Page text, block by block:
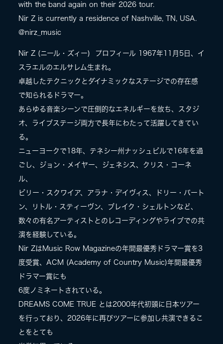
with the band again on their 2026 tour.
Nir Z is currently a residence of Nashville, TN, USA.
@nirz_music
Nir Z (ニール・ズィー) プロフィール 1967年11月5日、イ
スラエルのエルサレム生まれ。
卓越したテクニックとダイナミックなステージでの存在感
で知られるドラマー。
あらゆる音楽シーンで圧倒的なエネルギーを放ち、スタジ
オ、ライブステージ両方で長年にわたって活躍してきてい
る。
ニューヨークで18年、テネシー州ナッシュビルで16年を過
ごし、ジョン・メイヤー、ジェネシス、クリス・コーネ
ル、
ビリー・スクワイア、アラナ・デイヴィス、ドリー・パート
ン、リトル・スティーヴン、ブレイク・シェルトンなど、
数々の有名アーティストとのレコーディングやライブでの共
演を経験している。
Nir ZはMusic Row Magazineの年間最優秀ドラマー賞を3
度受賞、ACM (Academy of Country Music)年間最優秀
ドラマー賞にも
6度ノミネートされている。
DREAMS COME TRUE とは2000年代初頭に日本ツアー
を行っており、2026年に再びツアーに参加し共演できるこ
とをとても